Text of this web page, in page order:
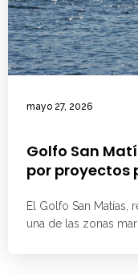
mayo 27, 2026
Golfo San
por proyectos
El Golfo San Matías,
una de las zonas